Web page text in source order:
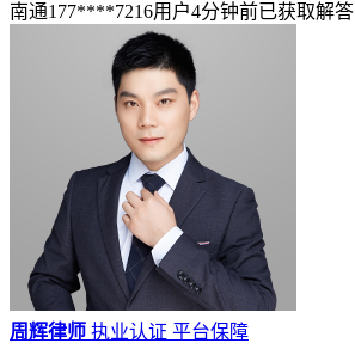
南通177****7216用户4分钟前已获取解答
周辉律师 执业认证 平台保障